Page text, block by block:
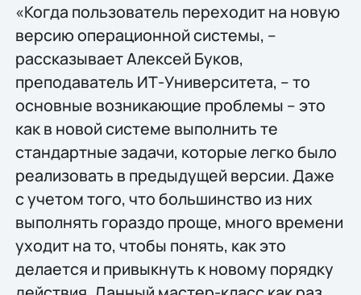
«Когда пользователь переходит на новую
версию операционной системы, –
рассказывает Алексей Буков,
преподаватель ИТ-Университета, – то
основные возникающие проблемы – это
как в новой системе выполнить те
стандартные задачи, которые легко было
реализовать в предыдущей версии. Даже
с учетом того, что большинство из них
выполнять гораздо проще, много времени
уходит на то, чтобы понять, как это
делается и привыкнуть к новому порядку